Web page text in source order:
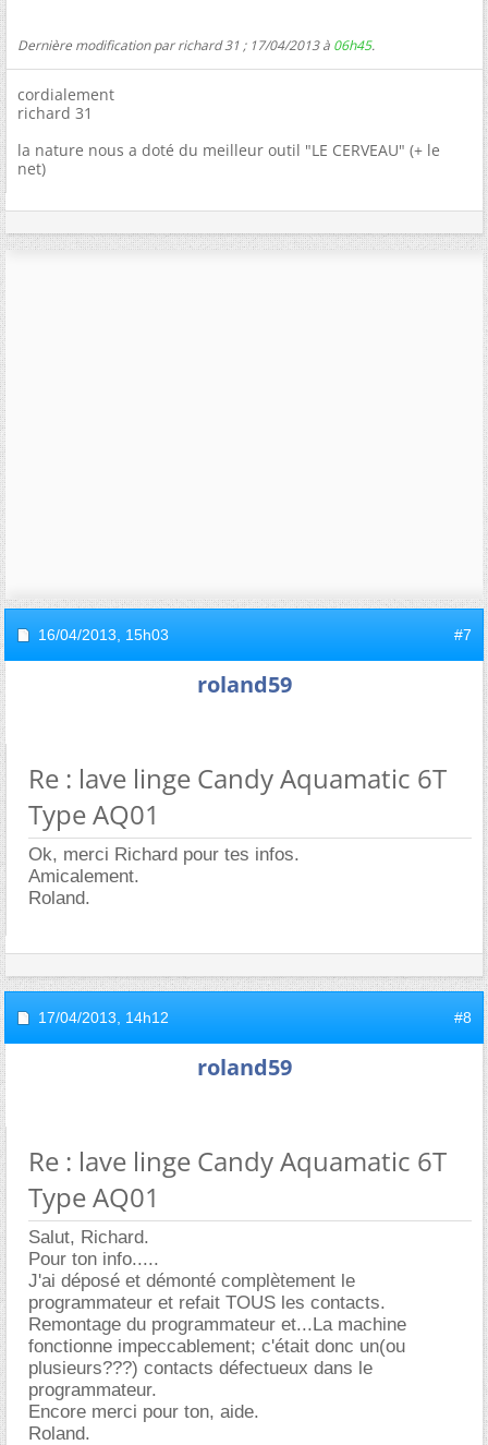
Dernière modification par richard 31 ; 17/04/2013 à 06h45.
cordialement
richard 31
la nature nous a doté du meilleur outil "LE CERVEAU" (+ le
net)
16/04/2013, 15h03 #7
roland59
Re : lave linge Candy Aquamatic 6T
Type AQ01
Ok, merci Richard pour tes infos.
Amicalement.
Roland.
17/04/2013, 14h12 #8
roland59
Re : lave linge Candy Aquamatic 6T
Type AQ01
Salut, Richard.
Pour ton info.....
J'ai déposé et démonté complètement le
programmateur et refait TOUS les contacts.
Remontage du programmateur et...La machine
fonctionne impeccablement; c'était donc un(ou
plusieurs???) contacts défectueux dans le
programmateur.
Encore merci pour ton, aide.
Roland.